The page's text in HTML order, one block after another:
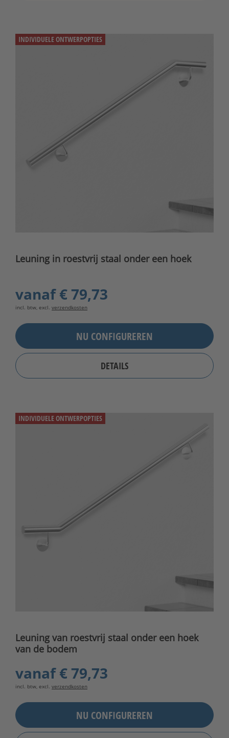
INDIVIDUELE ONTWERPOPTIES
Leuning in roestvrij staal onder een hoek
vanaf€ 79,73
incl. btw, excl. verzendkosten
NU CONFIGUREREN
DETAILS
INDIVIDUELE ONTWERPOPTIES
Leuning van roestvrij staal onder een hoek
van de bodem
vanaf€ 79,73
incl. btw, excl. verzendkosten
NU CONFIGUREREN